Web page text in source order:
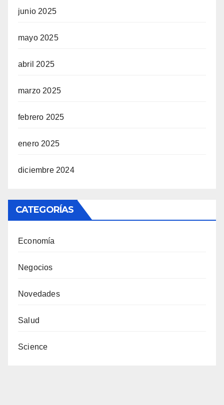
junio 2025
mayo 2025
abril 2025
marzo 2025
febrero 2025
enero 2025
diciembre 2024
CATEGORÍAS
Economía
Negocios
Novedades
Salud
Science